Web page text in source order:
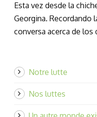
Esta vez desde la
Georgina. Recordando
conversa acerca de los
Notre lutte
Nos luttes